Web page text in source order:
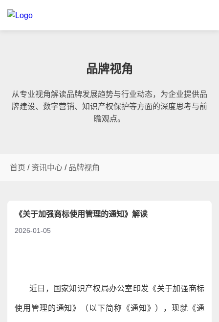
品牌视角
从专业视角解读品牌发展趋势与行业动态，为企业提供品
牌建设、数字营销、知识产权保护等方面的深度思考与前
瞻观点。
首页 / 资讯中心 / 品牌视角
《关于加强商标使用管理的通知》解读
2026-01-05
近日，国家知识产权局办公室印发《关于加强商标
使用管理的通知》（以下简称《通知》），现就《通